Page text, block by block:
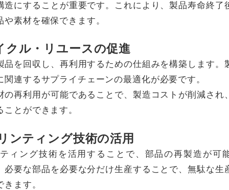
造にすることが重要です。これにより、製品寿命終了
や素材を確保できます。
クル・リユースの促進
品を回収し、再利用するための仕組みを構築します。
関連するサプライチェーンの最適化が必要です。
の再利用が可能であることで、製造コストが削減され
ことができます。
ンティング技術の活用
ィング技術を活用することで、部品の再製造が可
必要な部品を必要な分だけ生産することで、無駄な生
ます。